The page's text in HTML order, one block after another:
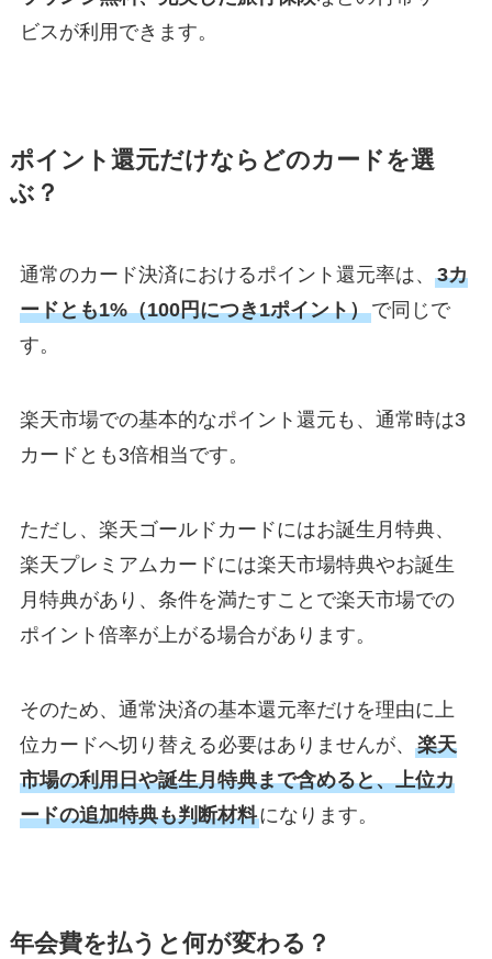
ビスが利用できます。
ポイント還元だけならどのカードを選
ぶ？
通常のカード決済におけるポイント還元率は、 3カ
ードとも1%（100円につき1ポイント）で同じで
す。
楽天市場での基本的なポイント還元も、通常時は3
カードとも3倍相当です。
ただし、楽天ゴールドカードにはお誕生月特典、
楽天プレミアムカードには楽天市場特典やお誕生
月特典があり、条件を満たすことで楽天市場での
ポイント倍率が上がる場合があります。
そのため、通常決済の基本還元率だけを理由に上
位カードへ切り替える必要はありませんが、 楽天
市場の利用日や誕生月特典まで含めると、上位カ
ードの追加特典も判断材料になります。
年会費を払うと何が変わる？